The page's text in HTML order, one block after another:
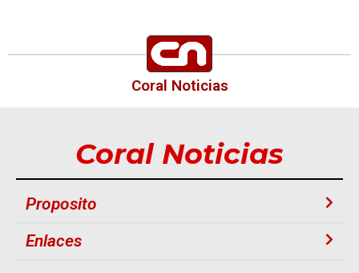
Coral Noticias
Coral Noticias
Proposito
Enlaces